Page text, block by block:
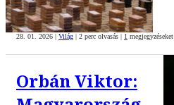
28. 01. 2026 | Világ | 2 perc olvasás | 1 megjegyzéseket
Orbán Viktor: